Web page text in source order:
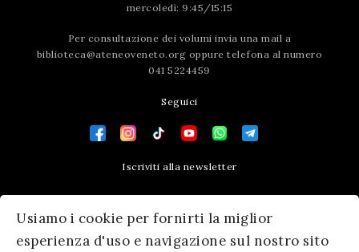
Usiamo i cookie per fornirti la miglior
esperienza d'uso e navigazione sul nostro sito
mercoledì: 9:45/15:15
Per consultazione dei volumi invia una mail a
biblioteca@ateneoveneto.org oppure telefona al numero
041 5224459
Seguici
Iscriviti alla newsletter
Contatti